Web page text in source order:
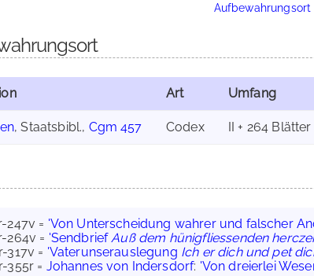
Aufbewahrungsort
Art Umfang
, Staatsbibl., Cgm 457 Codex II + 264 Blätter
247v = 'Von Unterscheidung wahrer und falscher
264v = 'SendbriefAuß dem hünigfliessenden
317v = 'Vaterunserauslegung Ich er dich und pet
355r = Johannes von Indersdorf: 'Von dreierlei